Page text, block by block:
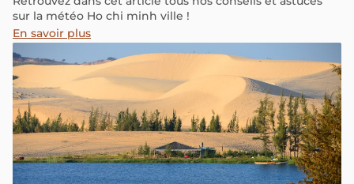
sur la météo Ho chi minh ville !
En savoir plus